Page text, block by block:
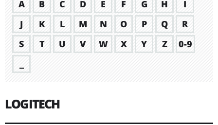
A B C D E F G H
I
J
K L M N O P Q
R
S
T U V W X Y Z
0-9
LOGITECH